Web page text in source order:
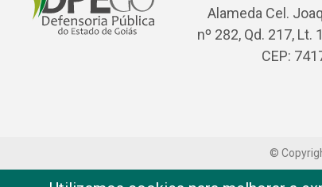
Alameda Cel.
nº 282, Qd. 217, Lt.
CEP:
©